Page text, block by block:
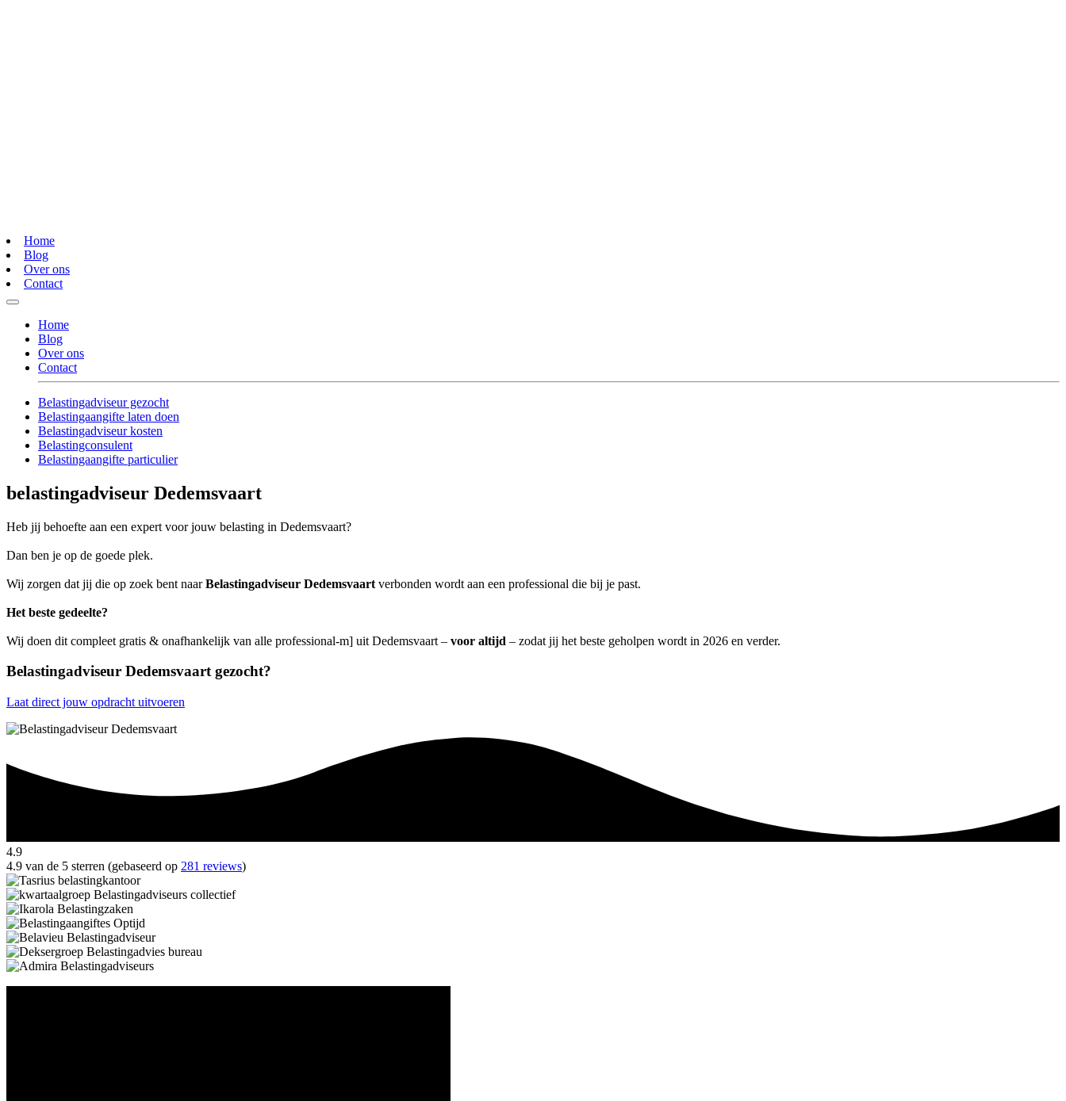
Home
Blog
Over ons
Contact
Home
Blog
Over ons
Contact
Belastingadviseur gezocht
Belastingaangifte laten doen
Belastingadviseur kosten
Belastingconsulent
Belastingaangifte particulier
belastingadviseur Dedemsvaart
Heb jij behoefte aan een expert voor jouw belasting in Dedemsvaart?
Dan ben je op de goede plek.
Wij zorgen dat jij die op zoek bent naarBelastingadviseur Dedemsvaart verbonden wordt aan een professional die bij je past.
Het beste gedeelte?
Wij doen dit compleet gratis & onafhankelijk van alle professional-m] uit Dedemsvaart – voor altijd – zodat jij het beste geholpen wordt in 2026 en verder.
Belastingadviseur Dedemsvaart gezocht?
Laat direct jouw opdracht uitvoeren
4.9
4.9 van de 5 sterren (gebaseerd op 281 reviews)